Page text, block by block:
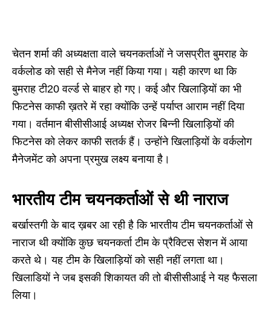
चेतन शर्मा की अध्यक्षता वाले चयनकर्ताओं ने जसप्रीत बुमराह के
वर्कलोड को सही से मैनेज नहीं किया गया। यही कारण था कि
बुमराह टी20 वर्ल्ड से बाहर हो गए। कई और खिलाड़ियों का भी
फिटनेस काफी ख़तरे में रहा क्योंकि उन्हें पर्याप्त आराम नहीं दिया
गया। वर्तमान बीसीसीआई अध्यक्ष रोजर बिन्नी खिलाड़ियों की
फिटनेस को लेकर काफी सतर्क हैं। उन्होंने खिलाड़ियों के वर्कलोग
मैनेजमेंट को अपना प्रमुख लक्ष्य बनाया है।
भारतीय टीम चयनकर्ताओं से थी नाराज
बर्खास्तगी के बाद ख़बर आ रही है कि भारतीय टीम चयनकर्ताओं से
नाराज थी क्योंकि कुछ चयनकर्ता टीम के प्रैक्टिस सेशन में आया
करते थे। यह टीम के खिलाड़ियों को सही नहीं लगता था।
खिलाडियों ने जब इसकी शिकायत की तो बीसीसीआई ने यह फैसला
लिया।